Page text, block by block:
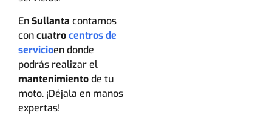
EnSullanta contamos
concuatrocentros de
servicioen donde
podrás realizar el
mantenimientode tu
moto. ¡Déjala en manos
expertas!